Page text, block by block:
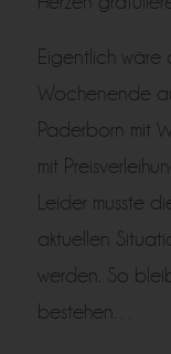
Eigentlich wäre
Wochenende
Paderborn mit
mit
Leider musste
aktuellen
werden. So
bestehen…